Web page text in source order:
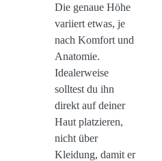
Die genaue Höhe
variiert etwas, je
nach Komfort und
Anatomie.
Idealerweise
solltest du ihn
direkt auf deiner
Haut platzieren,
nicht über
Kleidung, damit er